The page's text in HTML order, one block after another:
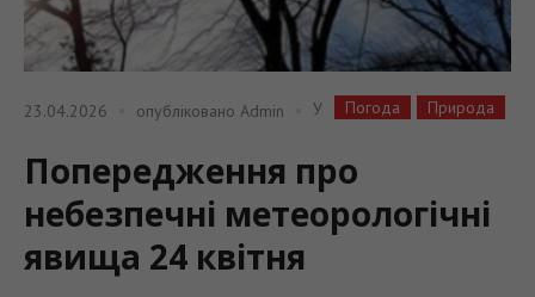
23.04.2026 опубліковано Admin У Погода Природа
Попередження про
небезпечні метеорологічні
явища 24 квітня